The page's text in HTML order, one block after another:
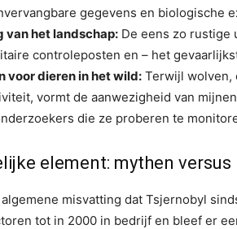
gegevens en biologische
van het landschap: De eens zo rustige
controleposten en – het
voor dieren in het wild: Terwijl wolven,
vormt de aanwezigheid van
die ze proberen te
element: mythen
misvatting dat Tsjernobyl
tot in 2000 in bedrijf en bleef er